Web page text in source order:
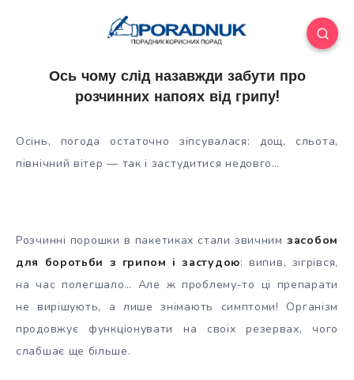
Ось чому слід назавжди забути про
розчинних напоях від грипу!
Осінь, погода остаточно зіпсувалася: дощ, сльота,
північний вітер — так і застудитися недовго…
Розчинні порошки в пакетиках стали звичнимзасобом
для боротьби з грипом і застудою: випив, зігрівся,
на час полегшало… Але ж проблему-то ці препарати
не вирішують, а лише знімають симптоми! Організм
продовжує функціонувати на своїх резервах, чого
слабшає ще більше.